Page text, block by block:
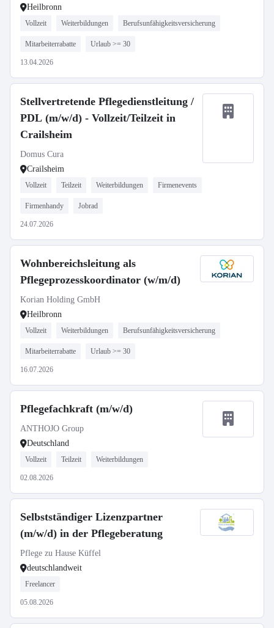
Heilbronn
Vollzeit Weiterbildungen Berufsunfähigkeitsversicherung
Mitarbeiterrabatte Urlaub >= 30
13.04.2026
Stellvertretende Pflegedienstleitung /
PDL (m/w/d) - Vollzeit/Teilzeit in
Crailsheim
Domus Cura
Crailsheim
Vollzeit Teilzeit Weiterbildungen Firmenevents
Firmenhandy Jobrad
24.07.2026
Wohnbereichsleitung als
Pflegeprozesskoordinator (w/m/d)
Korian Holding GmbH
Heilbronn
Vollzeit Weiterbildungen Berufsunfähigkeitsversicherung
Mitarbeiterrabatte Urlaub >= 30
16.07.2026
Pflegefachkraft (m/w/d)
ANTHOJO Group
Deutschland
Vollzeit Teilzeit Weiterbildungen
02.08.2026
Selbstständiger Lizenzpartner
(m/w/d) in der Pflegeberatung
Pflege zu Hause Küffel
deutschlandweit
Freelancer
05.08.2026